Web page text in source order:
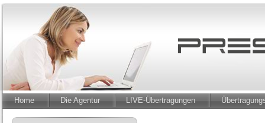
Home Die Agentur LIVE-Übertragungen